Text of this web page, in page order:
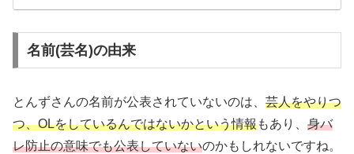
名前(芸名)の由来
とんずさんの名前が公表されていないのは、 芸人をやりつ
つ、OLをしているんではないかという情報もあり、 身バ
レ防止の意味でも公表していないのかもしれないですね。